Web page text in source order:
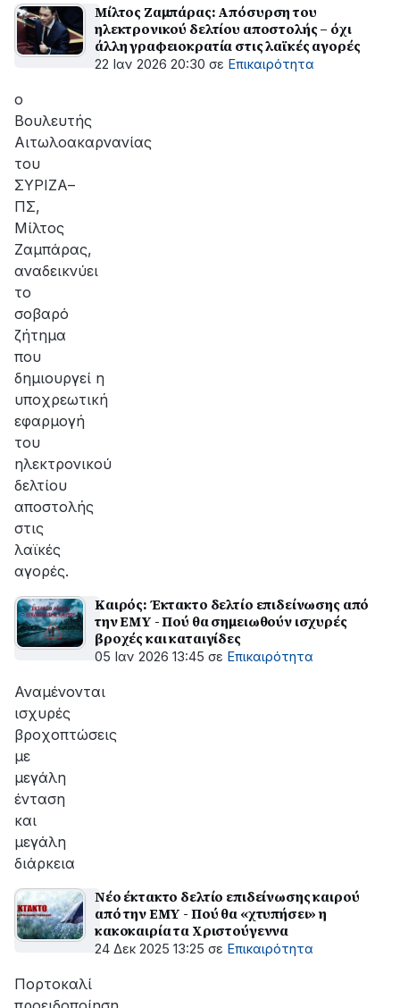
Μίλτος Ζαμπάρας: Απόσυρση του
ηλεκτρονικού δελτίου αποστολής – όχι
άλλη γραφειοκρατία στις λαϊκές αγορές
22 Ιαν 2026 20:30 σε Επικαιρότητα
ο
Βουλευτής
Αιτωλοακαρνανίας
του
ΣΥΡΙΖΑ–
ΠΣ,
Μίλτος
Ζαμπάρας,
αναδεικνύει
το
σοβαρό
ζήτημα
που
δημιουργεί η
υποχρεωτική
εφαρμογή
του
ηλεκτρονικού
δελτίου
αποστολής
στις
λαϊκές
αγορές.
Καιρός: Έκτακτο δελτίο επιδείνωσης από
την ΕΜΥ - Πού θα σημειωθούν ισχυρές
βροχές και καταιγίδες
05 Ιαν 2026 13:45 σε Επικαιρότητα
Αναμένονται
ισχυρές
βροχοπτώσεις
με
μεγάλη
ένταση
και
μεγάλη
διάρκεια
Νέο έκτακτο δελτίο επιδείνωσης καιρού
από την ΕΜΥ - Πού θα «χτυπήσει» η
κακοκαιρία τα Χριστούγεννα
24 Δεκ 2025 13:25 σε Επικαιρότητα
Πορτοκαλί